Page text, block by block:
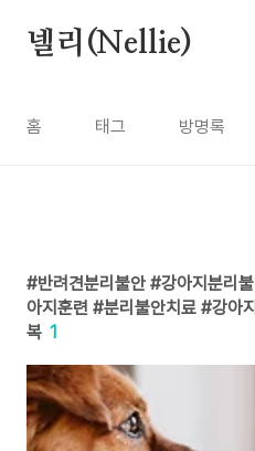
넬리(Nellie)
홈 태그 방명록
반려견분리불안 #강아지분리
아지훈련 #분리불안치료 #강아
복 1